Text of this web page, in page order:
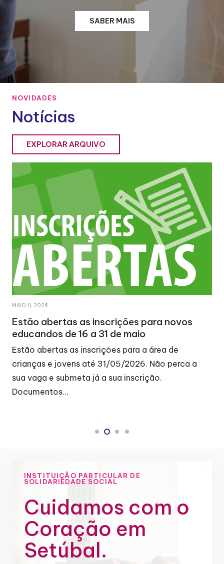
SABER MAIS
NOVIDADES
Notícias
EXPLORAR ARQUIVO
MAIO 11, 2026
Estão abertas as inscrições para novos
educandos de 16 a 31 de maio
Estão abertas as inscrições para a área de
crianças e jovens até 31/05/2026. Não perca a
sua vaga e submeta já a sua inscrição.
Documentos…
INSTITUIÇÃO PARTICULAR DE
SOLIDARIEDADE SOCIAL
Cuidamos com o
Coração em
Setúbal.